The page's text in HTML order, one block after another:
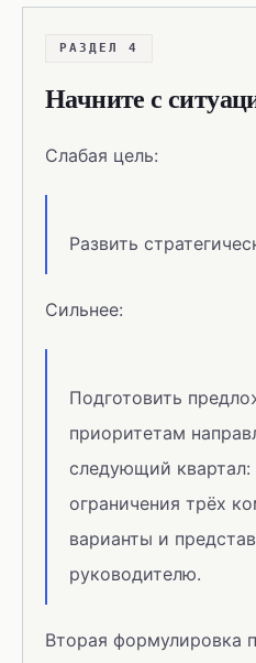
РАЗДЕЛ 4
Начните с
Слабая цель:
Развить
Сильнее:
Подготовить
приоритетам
следующий квартал:
ограничения трёх
варианты и
руководителю.
Вторая формулировка